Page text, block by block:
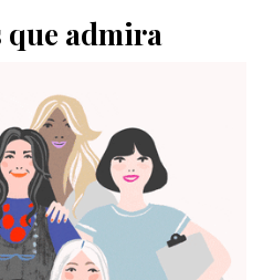
que admira